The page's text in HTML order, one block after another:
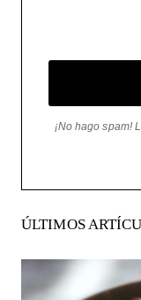
¡No hago spam!
ÚLTIMOS